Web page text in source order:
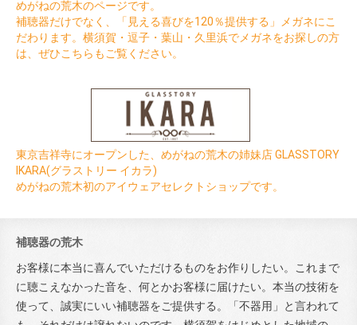
めがねの荒木のページです。
補聴器だけでなく、「見える喜びを120％提供する」メガネにこ
だわります。横須賀・逗子・葉山・久里浜でメガネをお探しの方
は、ぜひこちらもご覧ください。
東京吉祥寺にオープンした、めがねの荒木の姉妹店 GLASSTORY
IKARA(グラストリー イカラ)
めがねの荒木初のアイウェアセレクトショップです。
補聴器の荒木
お客様に本当に喜んでいただけるものをお作りしたい。これまで
に聴こえなかった音を、何とかお客様に届けたい。本当の技術を
使って、誠実にいい補聴器をご提供する。「不器用」と言われて